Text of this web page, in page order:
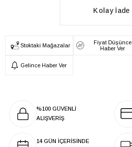
Kolay İade
Stoktaki Mağazalar
Fiyat Düşünce
Haber Ver
Gelince Haber Ver
%100 GÜVENLİ
ALIŞVERİŞ
14 GÜN İÇERİSİNDE